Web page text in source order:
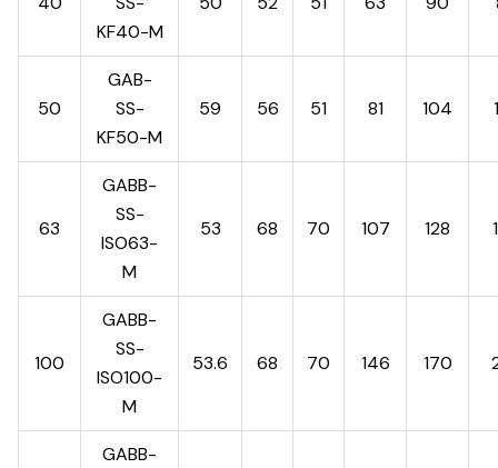
KF40-M
50
GAB-
SS-
KF50-M
59 56 51 81 104
63
GABB-
SS-
ISO63-
M
53 68 70 107 128
100
GABB-
SS-
ISO100-
M
53.6 68 70 146 170
GABB-